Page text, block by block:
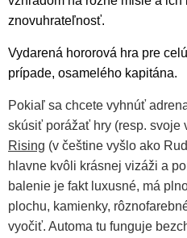
znovuhrateľnosť.
Vydarená hororová hra pre
prípade, osamelého kapitána.
Pokiaľ sa chcete vyhnúť
skúsiť porážať hry (resp. svoje
Rising (v češtine vyšlo ako
hlavne kvôli krásnej vizáži a
balenie je fakt luxusné, má
plochu, kamienky,
vyočiť. Automa tu funguje